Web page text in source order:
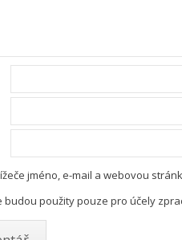
jméno, e-mail a webovou
budou použity pouze pro účely